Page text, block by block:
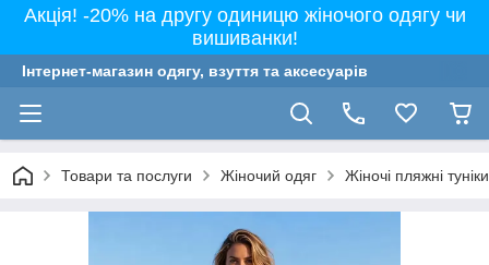
Акція! -20% на другу одиницю жіночого одягу чи
вишиванки!
Інтернет-магазин одягу, взуття та аксесуарів
Товари та послуги Жіночий одяг Жіночі пляжні